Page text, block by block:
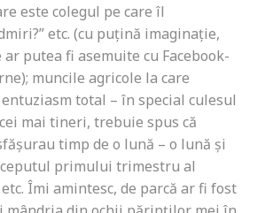
este colegul pe care îl
etc. (cu puțină imaginație,
ar putea fi asemuite cu Facebook-
muncile agricole la care
total – în special culesul
mai tineri, trebuie spus că
timp de o lună – o lună și
primului trimestru al
Îmi amintesc, de parcă ar fi fost